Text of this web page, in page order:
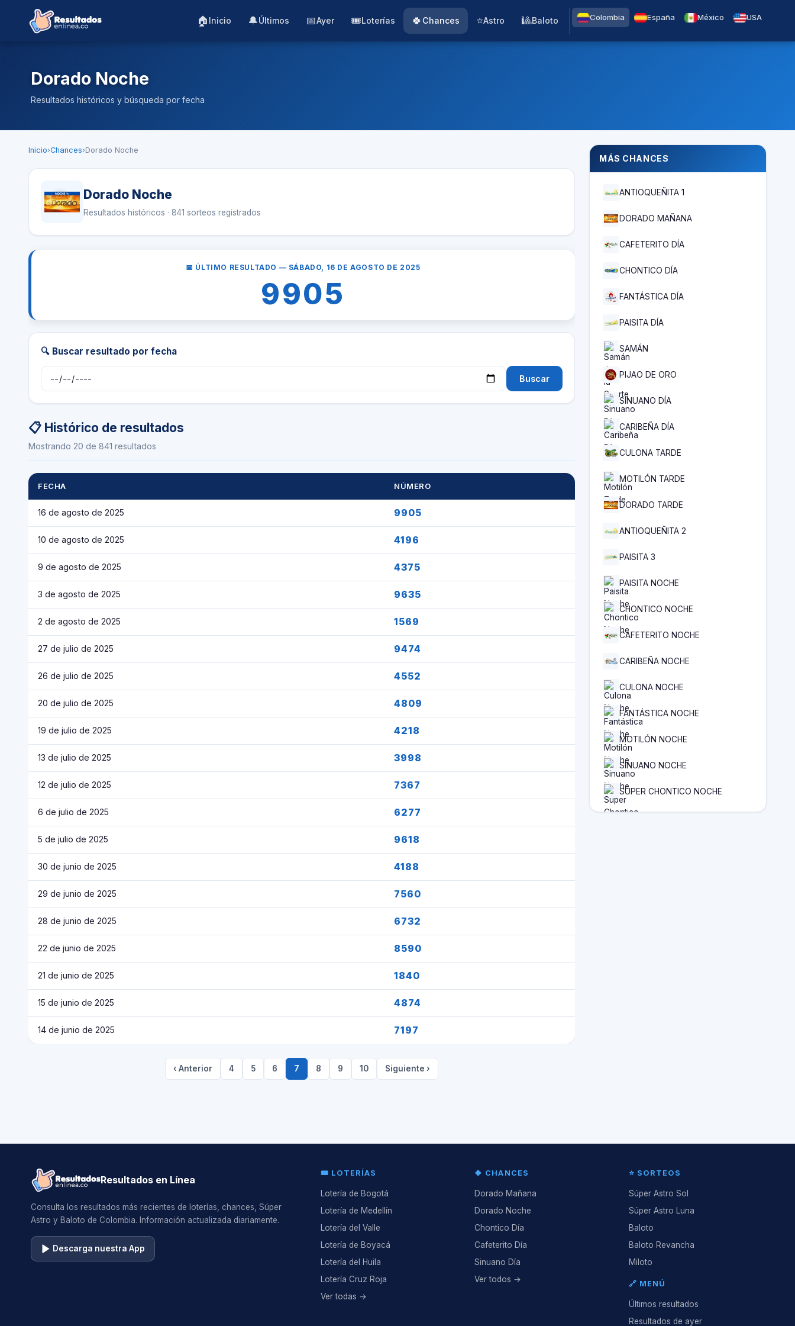
🏠 Inicio 🔔Últimos 📅Ayer 🎟️Loterías 🍀 Chances ⭐Astro 🎱Baloto Colombia España México USA
Dorado Noche
Resultados históricos y búsqueda por fecha
Inicio›Chances›Dorado Noche
Dorado Noche
Resultados históricos · 841 sorteos registrados
📅 ÚLTIMO RESULTADO — SÁBADO, 16 DE AGOSTO DE 2025
9905
🔍 Buscar resultado por fecha
Buscar
📋 Histórico de resultados
Mostrando 20 de 841 resultados
FECHA NÚMERO
16 de agosto de 2025 9905
10 de agosto de 2025 4196
9 de agosto de 2025 4375
3 de agosto de 2025 9635
2 de agosto de 2025 1569
27 de julio de 2025 9474
26 de julio de 2025 4552
20 de julio de 2025 4809
19 de julio de 2025 4218
13 de julio de 2025 3998
12 de julio de 2025 7367
6 de julio de 2025 6277
5 de julio de 2025 9618
30 de junio de 2025 4188
29 de junio de 2025 7560
28 de junio de 2025 6732
22 de junio de 2025 8590
21 de junio de 2025 1840
15 de junio de 2025 4874
14 de junio de 2025 7197
‹ Anterior 4 5 6 7 8 9 10 Siguiente ›
MÁS CHANCES
ANTIOQUEÑITA 1
DORADO MAÑANA
CAFETERITO DÍA
CHONTICO DÍA
FANTÁSTICA DÍA
PAISITA DÍA
SAMÁN
PIJAO DE ORO
SINUANO DÍA
CARIBEÑA DÍA
CULONA TARDE
MOTILÓN TARDE
DORADO TARDE
ANTIOQUEÑITA 2
PAISITA 3
PAISITA NOCHE
CHONTICO NOCHE
CAFETERITO NOCHE
CARIBEÑA NOCHE
CULONA NOCHE
FANTÁSTICA NOCHE
MOTILÓN NOCHE
SINUANO NOCHE
SUPER CHONTICO NOCHE
Resultados en Línea
Consulta los resultados más recientes de loterías, chances, Súper
Astro y Baloto de Colombia. Información actualizada diariamente.
Descarga nuestra App
🎟️ LOTERÍAS
Lotería de Bogotá
Lotería de Medellín
Lotería del Valle
Lotería de Boyacá
Lotería del Huila
Lotería Cruz Roja
Ver todas →
🍀 CHANCES
Dorado Mañana
Dorado Noche
Chontico Día
Cafeterito Día
Sinuano Día
Ver todos →
⭐ SORTEOS
Súper Astro Sol
Súper Astro Luna
Baloto
Baloto Revancha
Miloto
🔗 MENÚ
Últimos resultados
Resultados de ayer